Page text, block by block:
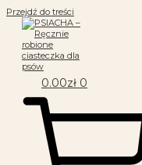
Przejdź do treści
0.00zł 0